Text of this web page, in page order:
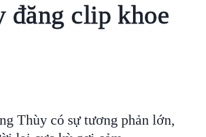
đăng clip khoe
Thùy có sự tương phản lớn,